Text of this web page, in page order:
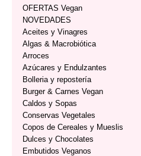
OFERTAS Vegan
NOVEDADES
Aceites y Vinagres
Algas & Macrobiótica
Arroces
Azúcares y Endulzantes
Bolleria y repostería
Burger & Carnes Vegan
Caldos y Sopas
Conservas Vegetales
Copos de Cereales y Mueslis
Dulces y Chocolates
Embutidos Veganos